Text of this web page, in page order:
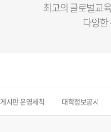
최고의 글로벌교
다양
게시판 운영세칙 대학정보공시